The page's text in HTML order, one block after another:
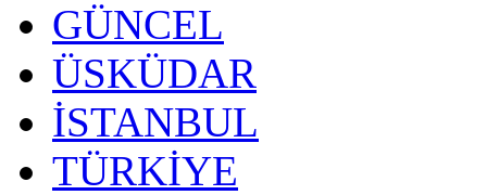
GÜNCEL
ÜSKÜDAR
İSTANBUL
TÜRKİYE